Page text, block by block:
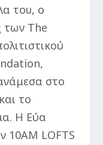
του, ο
των The
στο
το
Η Εύα
10AM LOFTS